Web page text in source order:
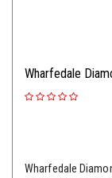
Wharfedale
Wharfedale